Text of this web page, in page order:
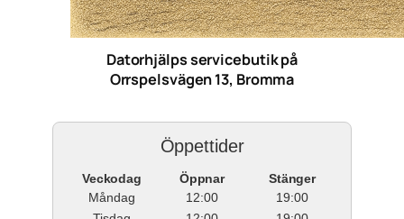
Datorhjälps servicebutik på
Orrspelsvägen 13, Bromma
Öppettider
Veckodag Öppnar
Stänger
Måndag
12:00
19:00